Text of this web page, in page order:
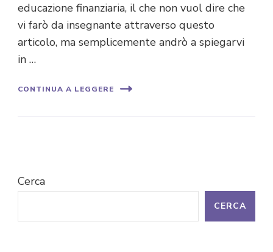
educazione finanziaria, il che non vuol dire che
vi farò da insegnante attraverso questo
articolo, ma semplicemente andrò a spiegarvi
in …
CONTINUA A LEGGERE
Cerca
CERCA